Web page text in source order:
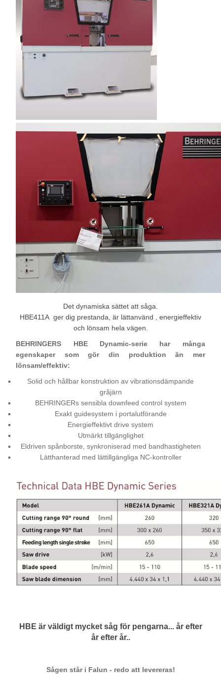
3D-svetsning
Bearbetning av stång, rör och profiler
Målnings- och ytbehandlingssystem
Det dynamiska sättet att såga.
HBE411A ger dig prestanda, är lättanvänd , energieffektiv
och lönsam hela vägen.
BEHRINGERS HBE Dynamic-serie har många
egenskaper som gör din produktion än mer
lönsam/effektiv:
Solid och hållbar konstruktion av vibrationsdämpande
gråjärn
BEHRINGERs sensibla downfeed control system
Exakt guidesystem i portalutförande
Energieffektivt drive system
Utmärkt tillgänglighet
Eldriven spånborste, synkroniserad med bandhastigheten
Lätthanterad med lättillgängliga NC-kontroller
HBE är väldigt mycket såg för pengarna... år efter
år efter år..
Sågen står i Falun - redo att levereras!